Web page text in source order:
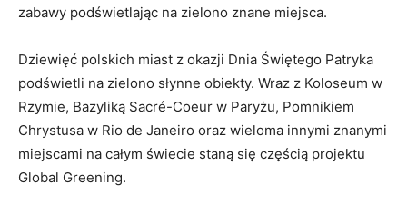
zabawy podświetlając na zielono znane miejsca.
Dziewięć polskich miast z okazji Dnia Świętego Patryka
podświetli na zielono słynne obiekty. Wraz z Koloseum w
Rzymie, Bazyliką Sacré-Coeur w Paryżu, Pomnikiem
Chrystusa w Rio de Janeiro oraz wieloma innymi znanymi
miejscami na całym świecie staną się częścią projektu
Global Greening.